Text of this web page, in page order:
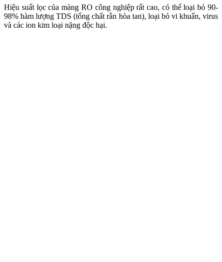
Hiệu suất lọc của màng RO công nghiệp rất cao, có thể loại bỏ 90-
98% hàm lượng TDS (tổng chất rắn hòa tan), loại bỏ vi khuẩn, virus
và các ion kim loại nặng độc hại.